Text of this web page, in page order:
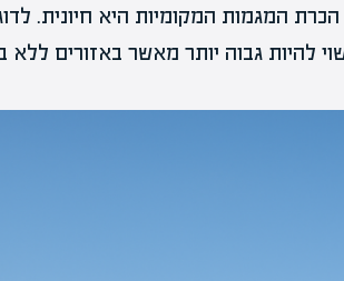
המגמות המקומיות היא חיונית.
להיות גבוה יותר מאשר באזורים ללא